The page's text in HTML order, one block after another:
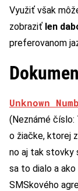
Využiť však
zobraziť len
preferovanom
Unknown
(Neznámé
o žiačke, ktorej
no aj tak stovky
sa to dialo a
SMSkového